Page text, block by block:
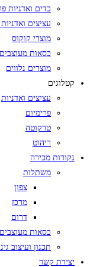
כדים ואדניות
עציצים
מוצרי קוקוס
כסאות מעוצבים
מוצרים נלווים
קטלוגים
עציצים ואדניות
פרימיום
טרקוטה
ריהוט
נקודות מכירה
משתלות
צפון
מרכז
דרום
כסאות מעוצבים
תכנון ועיצוב
יצירת קשר